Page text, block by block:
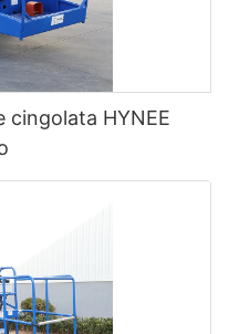
cingolata HYNEE